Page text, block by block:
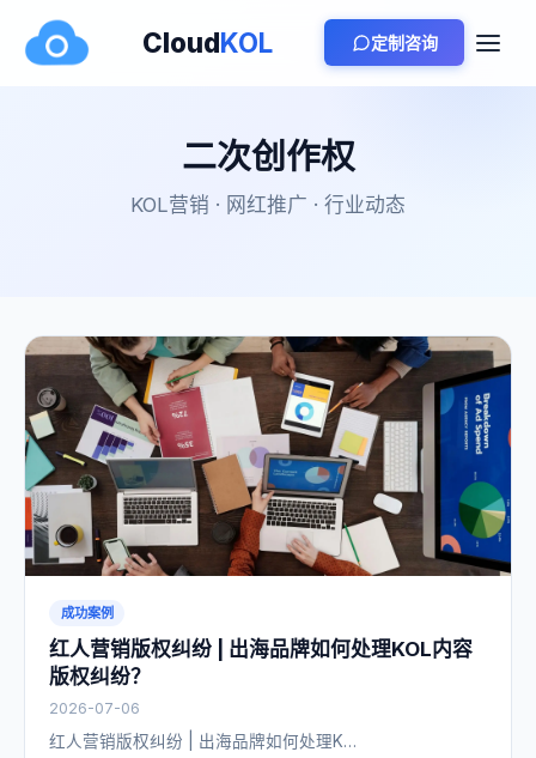
CloudKOL 定制咨询
二次创作权
KOL营销 · 网红推广 · 行业动态
成功案例
红人营销版权纠纷 | 出海品牌如何处理KOL内容
版权纠纷？
2026-07-06
红人营销版权纠纷 | 出海品牌如何处理K…